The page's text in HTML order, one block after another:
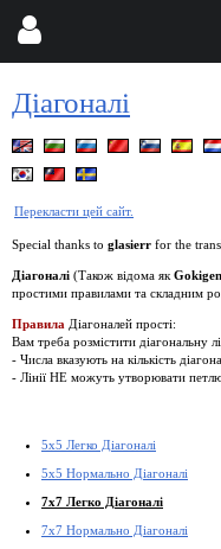
Діагоналі
Перекласти цей сайт.
Special thanks to glasierr for the
Діагоналі (Також відома як
простими правилами та складним
Правила Діагоналей прості:
Вам треба розмістити діагональну
- Числа вказують на кількість
- Лінії НЕ можуть утворювати
5x5 Легко Діагоналі
5x5 Нормально Діагоналі
7x7 Легко Діагоналі
7x7 Нормально Діагоналі